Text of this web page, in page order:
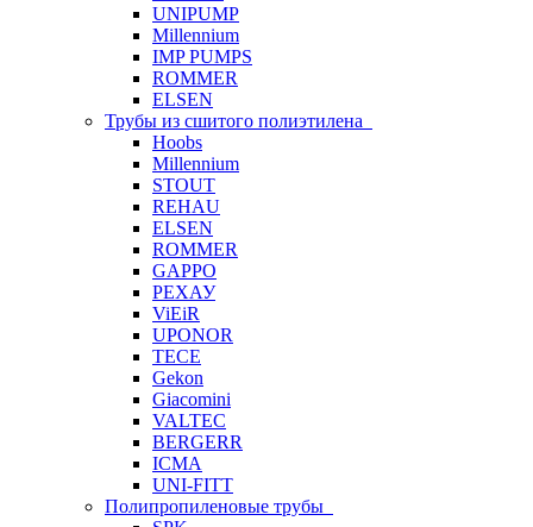
UNIPUMP
Millennium
IMP PUMPS
ROMMER
ELSEN
Трубы из сшитого полиэтилена
Hoobs
Millennium
STOUT
REHAU
ELSEN
ROMMER
GAPPO
РЕХАУ
ViEiR
UPONOR
TECE
Gekon
Giacomini
VALTEC
BERGERR
ICMA
UNI-FITT
Полипропиленовые трубы